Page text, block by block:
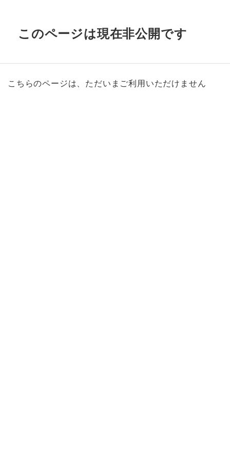
このページは現在非公開です
こちらのページは、ただいまご利用いただけません